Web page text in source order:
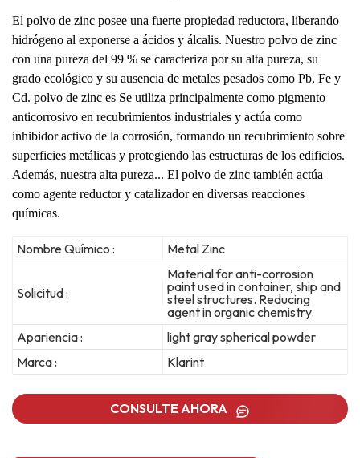
El polvo de zinc posee una fuerte propiedad reductora, liberando
hidrógeno al exponerse a ácidos y álcalis. Nuestro polvo de zinc
con una pureza del 99 % se caracteriza por su alta pureza, su
grado ecológico y su ausencia de metales pesados ​​como Pb, Fe y
Cd. polvo de zinc es Se utiliza principalmente como pigmento
anticorrosivo en recubrimientos industriales y actúa como
inhibidor activo de la corrosión, formando un recubrimiento sobre
superficies metálicas y protegiendo las estructuras de los edificios.
Además, nuestra alta pureza... El polvo de zinc también actúa
como agente reductor y catalizador en diversas reacciones
químicas.
Nombre Químico : Metal Zinc
Solicitud :
Material for anti-corrosion
paint used in container, ship and
steel structures. Reducing
agent in organic chemistry.
Apariencia :
light gray spherical powder
Marca :
Klarint
CONSULTE AHORA